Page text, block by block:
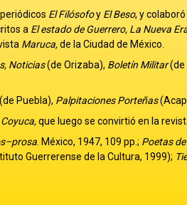
El Filósofoy El Beso, y colaboró
a El estado de Guerrero, La Nueva
Maruca,de la Ciudad de México.
Noticias(de Orizaba), Boletín Militar(de
Puebla), Palpitaciones Porteñas
Coyuca,que luego se convirtió en la
. México, 1947, 109 pp.; Poetas
Guerrerense de la Cultura, 1999);